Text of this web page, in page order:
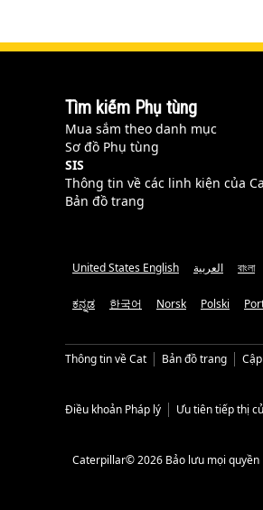
Tìm kiếm Phụ tùng
Mua sắm theo danh mục
Sơ đồ Phụ tùng
SIS
Thông tin về các linh kiện của
Bản đồ trang
United States English العربية বাংলা
ಕನ್ನಡ 한국어 Norsk Polski
Thông tin về Cat Bản đồ trang
Điều khoản Pháp lý Ưu tiên tiếp thị
Caterpillar© 2026 Bảo lưu mọi quyền